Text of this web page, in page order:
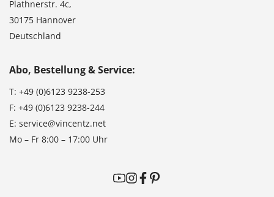
Plathnerstr. 4c,
30175 Hannover
Deutschland
Abo, Bestellung & Service:
T: +49 (0)6123 9238-253
F: +49 (0)6123 9238-244
E: service@vincentz.net
Mo – Fr 8:00 – 17:00 Uhr